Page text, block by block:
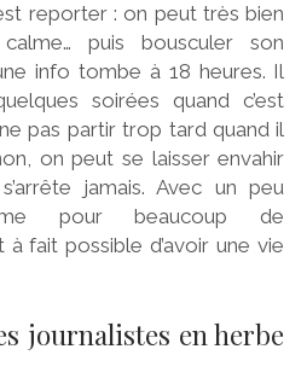
reporter : on peut très bien
puis bousculer son
info tombe à 18 heures. Il
soirées quand c’est
pas partir trop tard quand il
on peut se laisser envahir
jamais. Avec un peu
pour beaucoup de
fait possible d’avoir une vie
journalistes en herbe